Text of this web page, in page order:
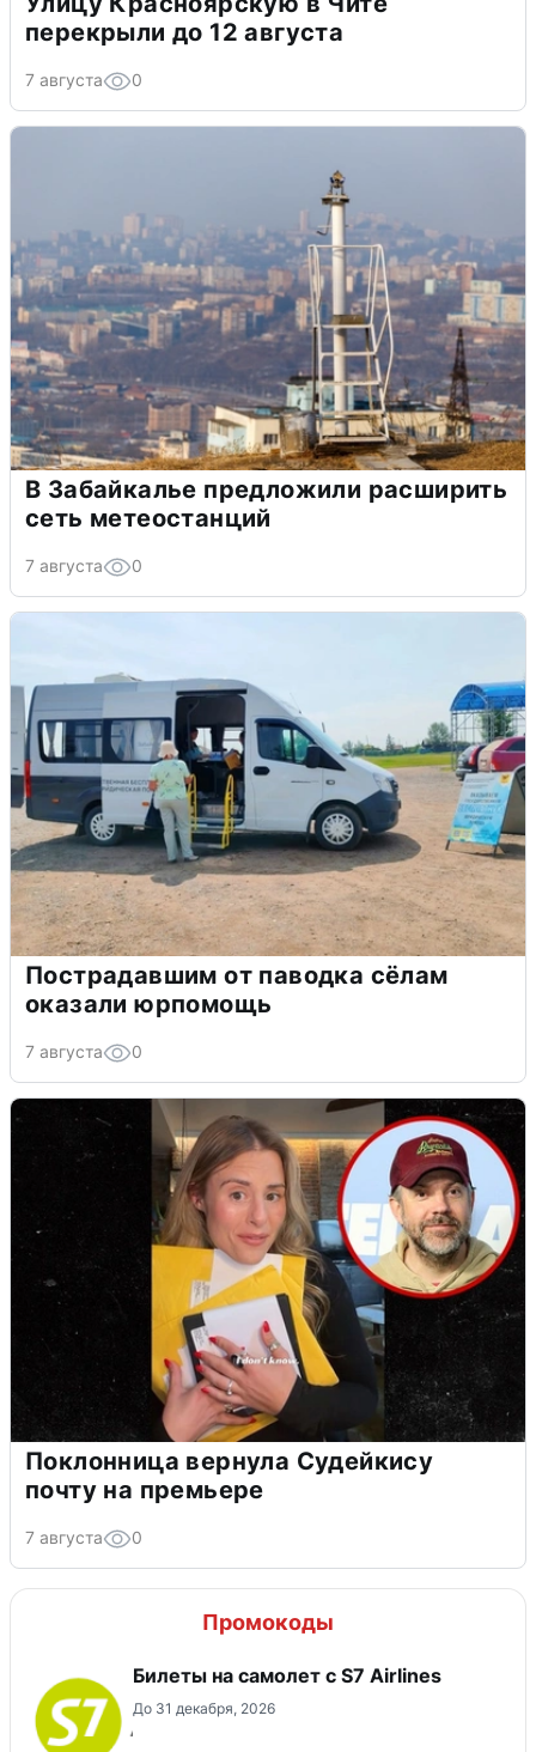
перекрыли до 12 августа
7 августа 0
В Забайкалье предложили расширить
сеть метеостанций
7 августа 0
Пострадавшим от паводка сёлам
оказали юрпомощь
7 августа 0
Поклонница вернула Судейкису
почту на премьере
7 августа 0
Промокоды
Билеты на самолет с S7 Airlines
До 31 декабря, 2026